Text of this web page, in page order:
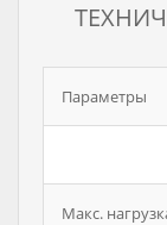
Параметры
Макс.